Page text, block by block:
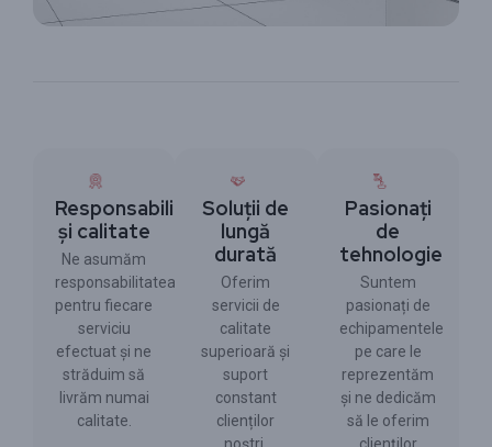
Responsabilitate
și calitate
Ne asumăm
responsabilitatea
pentru fiecare
serviciu
efectuat și ne
străduim să
livrăm numai
calitate.
Soluții de
lungă
durată
Oferim
servicii de
calitate
superioară și
suport
constant
clienților
noștri.
Pasionați
de
tehnologie
Suntem
pasionați de
echipamentele
pe care le
reprezentăm
și ne dedicăm
să le oferim
clienților